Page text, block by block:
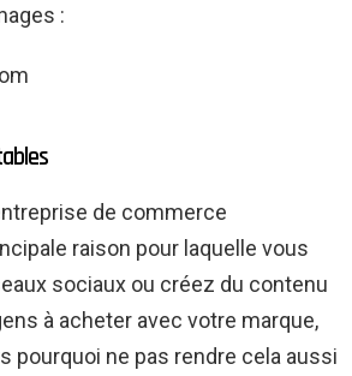
:
de commerce
raison pour laquelle vous
sociaux ou créez du contenu
à acheter avec votre marque,
pourquoi ne pas rendre cela aussi